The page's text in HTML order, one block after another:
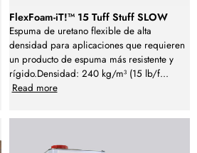
FlexFoam-iT!™ 15 Tuff Stuff SLOW
Espuma de uretano flexible de alta
densidad para aplicaciones que requieren
un producto de espuma más resistente y
rígido.Densidad: 240 kg/m³ (15 lb/f...
Read more